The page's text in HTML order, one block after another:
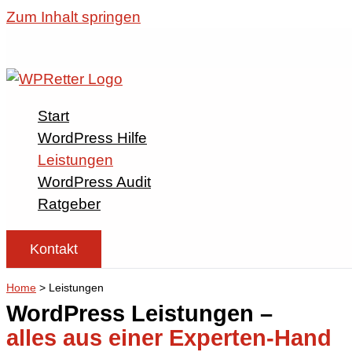
Zum Inhalt springen
Start
WordPress Hilfe
Leistungen
WordPress Audit
Ratgeber
Kontakt
Home > Leistungen
WordPress Leistungen –
alles aus einer Experten-Hand